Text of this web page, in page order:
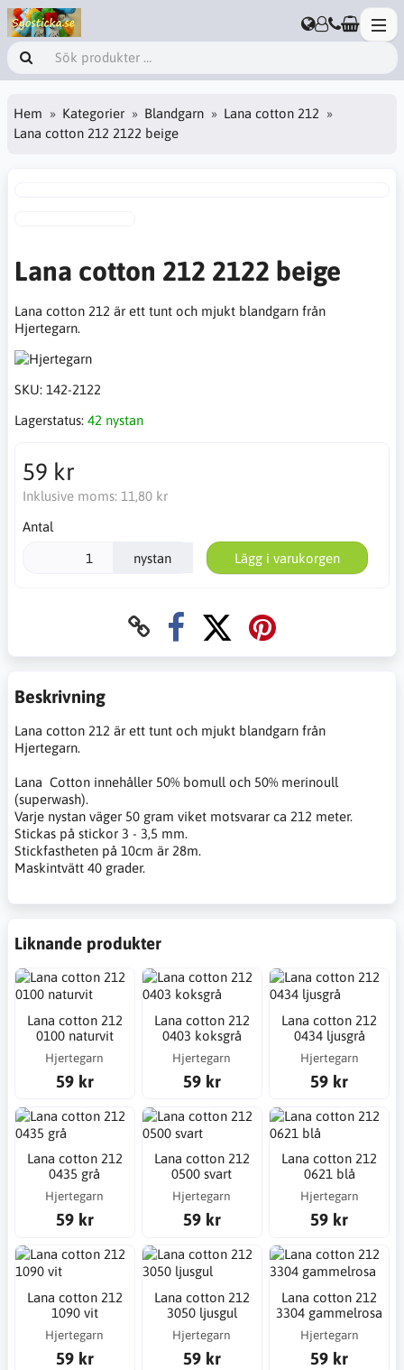
Hem Kategorier Blandgarn
Lana cotton 212
Lana cotton 212 2122 beige
Lana cotton 212 2122 beige
Lana cotton 212 är ett tunt och mjukt blandgarn från
Hjertegarn.
SKU: 142-2122
Lagerstatus: 42 nystan
59 kr
Inklusive moms: 11,80 kr
Antal
nystan Lägg i varukorgen
Beskrivning
Lana cotton 212 är ett tunt och mjukt blandgarn från
Hjertegarn.
Lana Cotton innehåller 50% bomull och 50% merinoull
(superwash).
Varje nystan väger 50 gram viket motsvarar ca 212 meter.
Stickas på stickor 3 - 3,5 mm.
Stickfastheten på 10cm är 28m.
Maskintvätt 40 grader.
Liknande produkter
Lana cotton 212
0100 naturvit
Hjertegarn
59 kr
Lana cotton 212
0403 koksgrå
Hjertegarn
59 kr
Lana cotton 212
0434 ljusgrå
Hjertegarn
59 kr
Lana cotton 212
0435 grå
Hjertegarn
59 kr
Lana cotton 212
0500 svart
Hjertegarn
59 kr
Lana cotton 212
0621 blå
Hjertegarn
59 kr
Lana cotton 212
1090 vit
Hjertegarn
59 kr
Lana cotton 212
3050 ljusgul
Hjertegarn
59 kr
Lana cotton 212
3304 gammelrosa
Hjertegarn
59 kr